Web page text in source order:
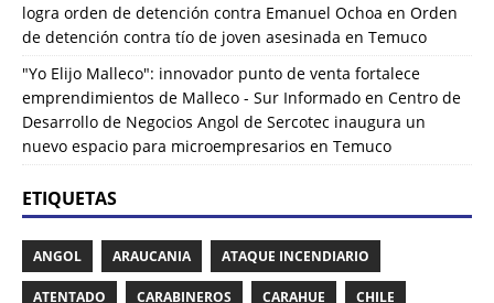
logra orden de detención contra Emanuel Ochoa en Orden
de detención contra tío de joven asesinada en Temuco
"Yo Elijo Malleco": innovador punto de venta fortalece
emprendimientos de Malleco - Sur Informado en Centro de
Desarrollo de Negocios Angol de Sercotec inaugura un
nuevo espacio para microempresarios en Temuco
ETIQUETAS
ANGOL ARAUCANIA ATAQUE INCENDIARIO
ATENTADO CARABINEROS CARAHUE CHILE